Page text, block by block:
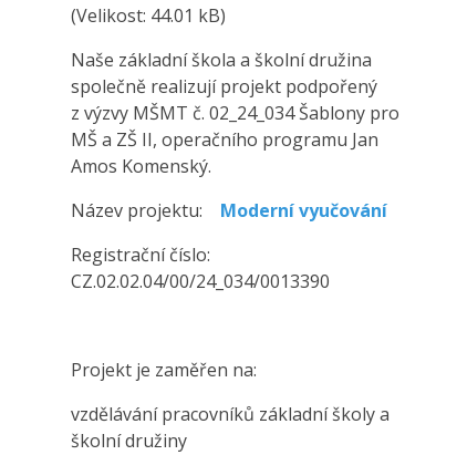
(Velikost: 44.01 kB)
Naše základní škola a školní družina
společně realizují projekt podpořený
z výzvy MŠMT č. 02_24_034 Šablony pro
MŠ a ZŠ II, operačního programu Jan
Amos Komenský.
Název projektu:
Moderní vyučování
Registrační číslo:
CZ.02.02.04/00/24_034/0013390
Projekt je zaměřen na:
vzdělávání pracovníků základní školy a
školní družiny